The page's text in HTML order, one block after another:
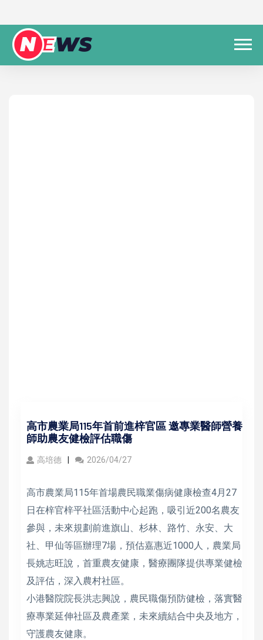
高市農業局115年首前進梓官區 邀專業醫師營養
師助農友健檢評估職傷
高培德 2026/04/27
高市農業局115年首場農民職業傷病健康檢查4月27
日在梓官梓平社區活動中心起跑，吸引近200名農友
參與，未來規劃前進旗山、杉林、路竹、永安、大
社、甲仙等區辦理7場，預估嘉惠近1000人，農業局
長姚志旺說，首重農友健康，醫療團隊提供專業健檢
及評估，深入農村社區。
小港醫院院長洪志興說，農民職傷預防健檢，落實醫
療專業延伸社區及農產業，未來續結合中央及地方，
守護農友健康。